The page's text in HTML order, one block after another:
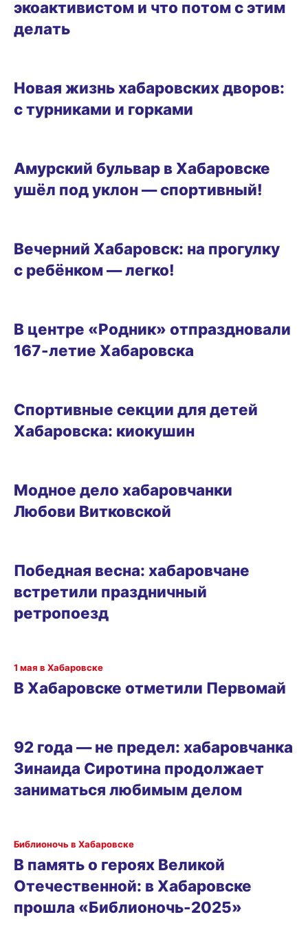
экоактивистом и что потом с этим
делать
Новая жизнь хабаровских дворов:
с турниками и горками
Амурский бульвар в Хабаровске
ушёл под уклон — спортивный!
Вечерний Хабаровск: на прогулку
с ребёнком — легко!
В центре «Родник» отпраздновали
167-летие Хабаровска
Спортивные секции для детей
Хабаровска: киокушин
Модное дело хабаровчанки
Любови Витковской
Победная весна: хабаровчане
встретили праздничный
ретропоезд
1 мая в Хабаровске
В Хабаровске отметили Первомай
92 года — не предел: хабаровчанка
Зинаида Сиротина продолжает
заниматься любимым делом
Библионочь в Хабаровске
В память о героях Великой
Отечественной: в Хабаровске
прошла «Библионочь-2025»